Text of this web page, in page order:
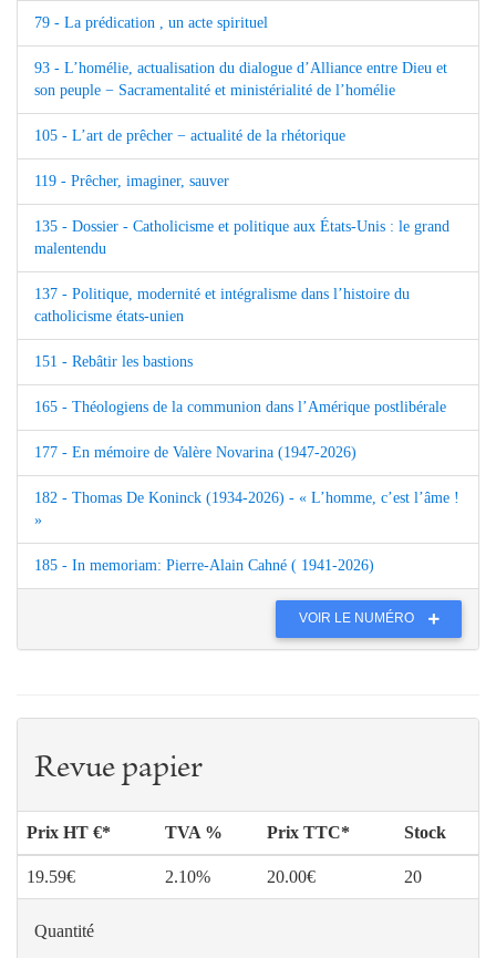
79 - La prédication , un acte spirituel
93 - L’homélie, actualisation du dialogue d’Alliance entre Dieu et
son peuple − Sacramentalité et ministérialité de l’homélie
105 - L’art de prêcher − actualité de la rhétorique
119 - Prêcher, imaginer, sauver
135 - Dossier - Catholicisme et politique aux États-Unis : le grand
malentendu
137 - Politique, modernité et intégralisme dans l’histoire du
catholicisme états-unien
151 - Rebâtir les bastions
165 - Théologiens de la communion dans l’Amérique postlibérale
177 - En mémoire de Valère Novarina (1947-2026)
182 - Thomas De Koninck (1934-2026) - « L’homme, c’est l’âme !
»
185 - In memoriam: Pierre-Alain Cahné ( 1941-2026)
VOIR LE NUMÉRO
Revue papier
Prix HT €* TVA % Prix TTC* Stock
19.59€ 2.10% 20.00€ 20
Quantité